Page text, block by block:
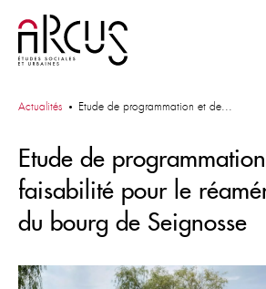
Actualités • Etude de programmation et de...
Etude de
faisabilité pour le
du bourg de Seignosse